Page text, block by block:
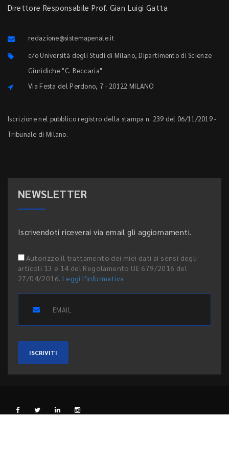
Direttore Responsabile Prof. Gian Luigi Gatta
redazione@sistemapenale.it
c/o Università degli Studi di Milano, Dipartimento di Scienze
Giuridiche "C. Beccaria"
Via Festa del Perdono, 7 - 20122 MILANO
Iscrizione nel pubblico registro della stampa n. 239 del 06/11/2019 -
Tribunale di Milano.
NEWSLETTER
Iscrivendoti riceverai via email gli aggiornamenti.
Autorizzo il trattamento dei miei dati ai sensi degli
articoli 13 e 14 del Regolamento UE 679/2016 del
27/04/2016. Leggi l'informativa
ISCRIVITI